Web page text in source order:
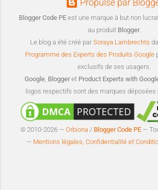
Blogger Code PE est une marque à but non
au produit Blogger.
Le blog a été créé par Soraya Lambrechts
Programme des Experts des Produits Google
exclusifs de ses usagers.
Google, Bloggeret Product Experts with
logos respectifs sont des marques déposées
© 2010-2026 — Orbiona / Blogger Code PE —
— Mentions légales, Confidentialité et